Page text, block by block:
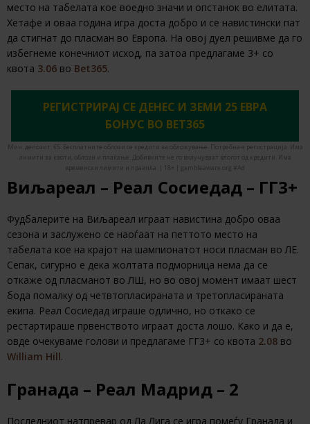
место на табелата кое воедно значи и опстанок во елитата.
Хетафе и оваа година игра доста добро и се навистински пат
да стигнат до пласман во Европа. На овој дуел решивме да го
избегнеме конечниот исход, па затоа предлагаме 3+ со
квота 3.06 во Bet365.
РЕГИСТРИРАЈ СЕ ДЕНЕС И ЗЕМИ 25 ЕВРА
БОНУС ВО BET365
Мин. депозит: €5. Бесплатните облози се кредити за обложување. Потребна е регистрација. Има
лимити за квоти, облози и плаќање. Добивките не го вклучуваат влогот од кредити. Има
временски лимити и правила. | 18+ | gambleaware.org #Ad
Виљареал – Реал Сосиедад – ГГ3+
Фудбалерите на Виљареал играат навистина добро оваа
сезона и заслужено се наоѓаат на петтото место на
табелата кое на крајот на шампионатот носи пласман во ЛЕ.
Сепак, сигурно е дека жолтата подморница нема да се
откаже од пласманот во ЛШ, но во овој момент имаат шест
бода помалку од четвтопласираната и третопласираната
екипа. Реал Сосиедад играше одлично, но откако се
рестартираше првенството играат доста лошо. Како и да е,
овде очекуваме голови и предлагаме ГГ3+ со квота 2.08 во
William Hill.
Гранада – Реал Мадрид – 2
Последниот натпревар од Ла Лига се игра помеѓу Гранада и